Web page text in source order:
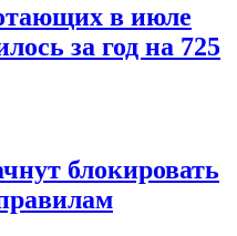
в июле
за год на 725
блокировать